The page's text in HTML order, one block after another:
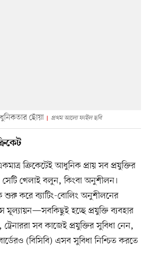
ছোঁয়া প্রথম আলো ফাইল ছবি
ক্রিকেটেই আধুনিক প্রায় সব প্রযুক্তির
খেলাই বলুন, কিংবা অনুশীলন।
শুরু করে ব্যাটিং-বোলিং অনুশীলনের
মূল্যায়ন—সবকিছুই হচ্ছে প্রযুক্তি ব্যবহার
সব কাজেই প্রযুক্তির সুবিধা নেন,
(বিসিবি) এসব সুবিধা নিশ্চিত করতে